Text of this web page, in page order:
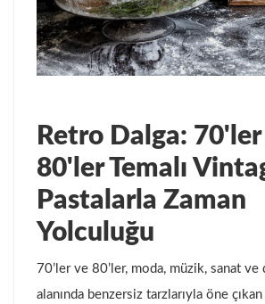
Retro Dalga: 70'ler
80'ler Temalı
Pastalarla Zaman
Yolculuğu
70’ler ve 80’ler, moda, müzik, sanat
alanında benzersiz tarzlarıyla öne